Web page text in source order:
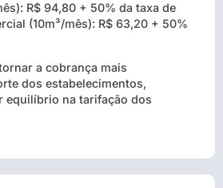
R$ 94,80 + 50% da taxa de
(10m³/mês): R$ 63,20 + 50%
a cobrança mais
dos estabelecimentos,
equilíbrio na tarifação dos